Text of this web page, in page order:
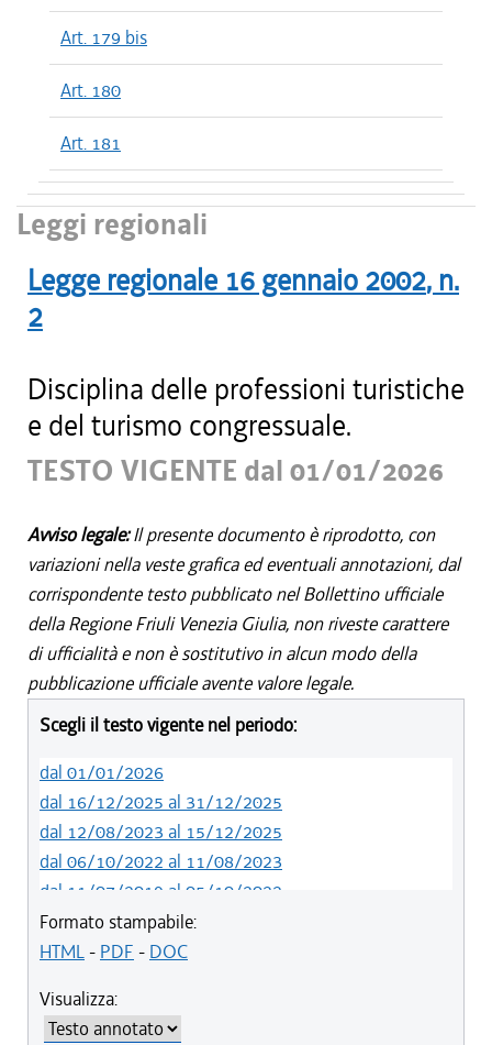
Art. 179 bis
Art. 180
Art. 181
Leggi regionali
Legge regionale 16 gennaio 2002, n.
2
Disciplina delle professioni turistiche
e del turismo congressuale.
TESTO VIGENTE dal 01/01/2026
Avviso legale:Il presente documento è riprodotto, con
variazioni nella veste grafica ed eventuali annotazioni, dal
corrispondente testo pubblicato nel Bollettino ufficiale
della Regione Friuli Venezia Giulia, non riveste carattere
di ufficialità e non è sostitutivo in alcun modo della
pubblicazione ufficiale avente valore legale.
Scegli il testo vigente nel periodo:
dal 01/01/2026
dal 16/12/2025 al 31/12/2025
dal 12/08/2023 al 15/12/2025
dal 06/10/2022 al 11/08/2023
dal 11/07/2019 al 05/10/2022
dal 01/05/2019 al 10/07/2019
dal 12/04/2018 al 30/04/2019
dal 01/01/2018 al 28/03/2018
dal 09/11/2017 al 31/12/2017
Formato stampabile:
HTML- PDF - DOC
Visualizza: